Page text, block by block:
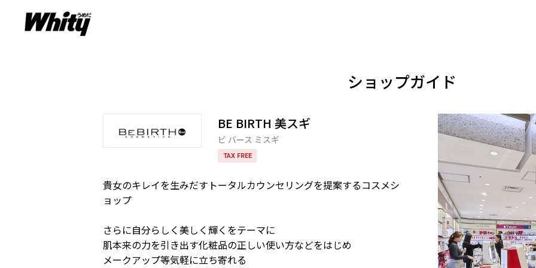
ショップガイド
BE BIRTH 美スギ
ビ バース ミスギ
TAX FREE
貴女のキレイを生みだすトータルカウンセリングを提案するコスメシ
ョップ
さらに自分らしく美しく輝くをテーマに
肌本来の力を引き出す化粧品の正しい使い方などをはじめ
メークアップ等気軽に立ち寄れる